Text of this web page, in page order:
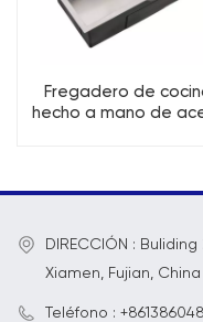
Fregadero de
hecho a mano de
DIRECCIÓN :
Xiamen, Fujian, China
Teléfono :